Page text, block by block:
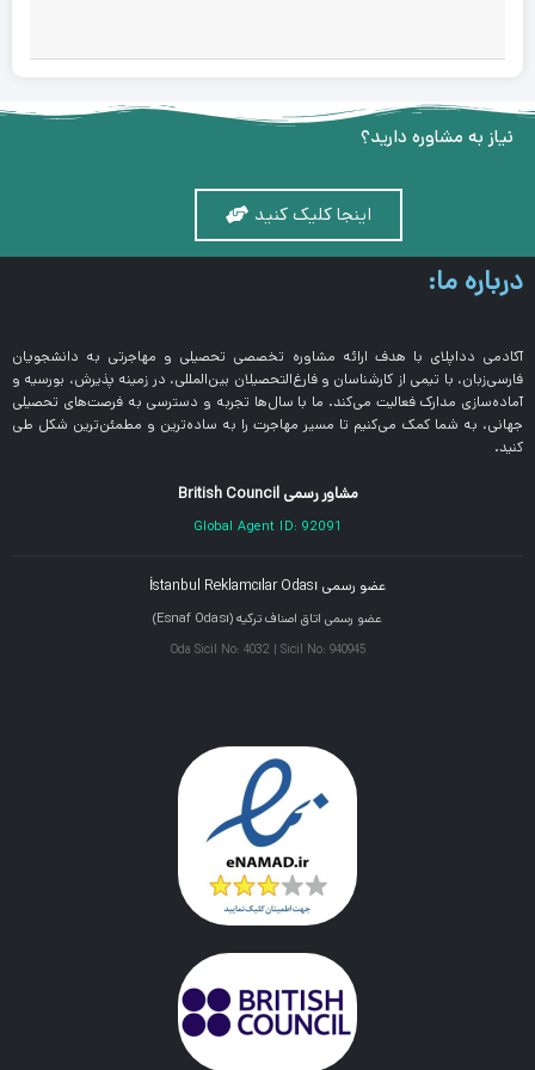
نیاز به مشاوره دارید؟
اینجا کلیک کنید
درباره ما:
آکادمی دداپلای با هدف ارائه مشاوره تخصصی تحصیلی و مهاجرتی به دانشجویان
فارسی‌زبان، با تیمی از کارشناسان و فارغ‌التحصیلان بین‌المللی، در زمینه پذیرش، بورسیه و
آماده‌سازی مدارک فعالیت می‌کند. ما با سال‌ها تجربه و دسترسی به فرصت‌های تحصیلی
جهانی، به شما کمک می‌کنیم تا مسیر مهاجرت را به ساده‌ترین و مطمئن‌ترین شکل طی
کنید.
مشاور رسمی British Council
Global Agent ID: 92091
عضو رسمی İstanbul Reklamcılar Odası
عضو رسمی اتاق اصناف ترکیه (Esnaf Odası)
Oda Sicil No: 4032 | Sicil No: 940945